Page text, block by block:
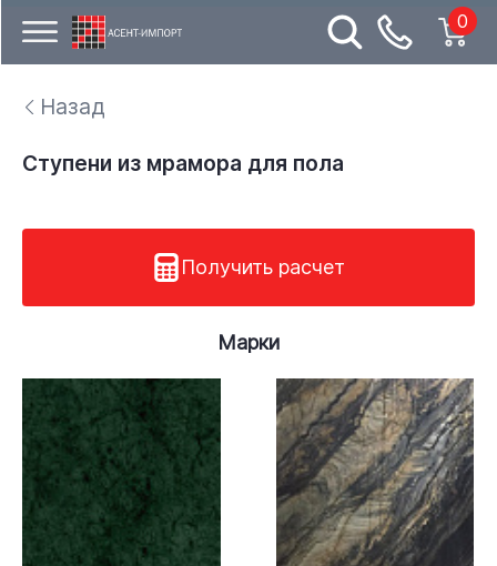
0
Назад
Ступени из мрамора для пола
Получить расчет
Марки